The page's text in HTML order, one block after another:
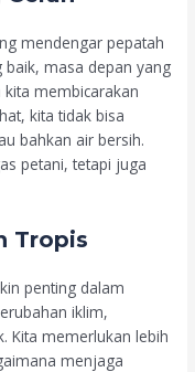
mendengar pepatah
baik, masa depan yang
kita membicarakan
kita tidak bisa
bahkan air bersih.
petani, tetapi juga
Tropis
penting dalam
iklim,
Kita memerlukan lebih
menjaga